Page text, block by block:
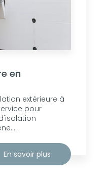
en
extérieure à
pour
En savoir plus